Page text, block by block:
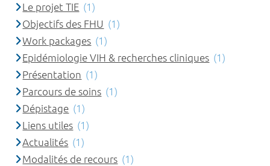
Le projet TIE (1)
Objectifs des FHU (1)
Work packages (1)
Epidémiologie VIH & recherches cliniques (1)
Présentation (1)
Parcours de soins (1)
Dépistage (1)
Liens utiles (1)
Actualités (1)
Modalités de recours (1)